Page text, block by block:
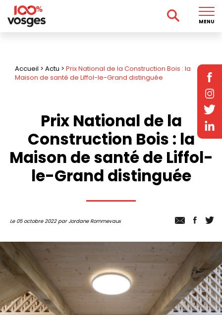
Accueil > Actu > Prix National de la Construction Bois : la
Maison de santé de Liffol-le-Grand distinguée
Prix National de la
Construction Bois : la
Maison de santé de Liffol-
le-Grand distinguée
Le 05 octobre 2022 par Jordane Rommevaux
MENU